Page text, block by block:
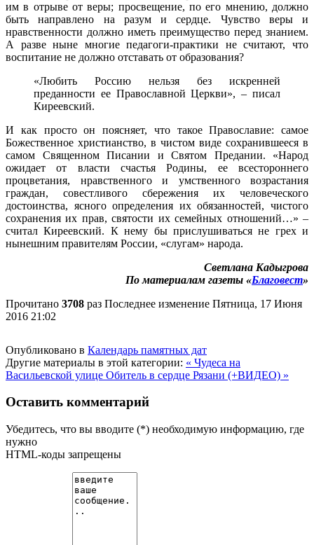
им в отрыве от веры; просвещение, по его мнению, должно
быть направлено на разум и сердце. Чувство веры и
нравственности должно иметь преимущество перед знанием.
А разве ныне многие педагоги-практики не считают, что
воспитание не должно отставать от образования?
«Любить Россию нельзя без искренней
преданности ее Православной Церкви», – писал
Киреевский.
И как просто он поясняет, что такое Православие: самое
Божественное христианство, в чистом виде сохранившееся в
самом Священном Писании и Святом Предании. «Народ
ожидает от власти счастья Родины, ее всестороннего
процветания, нравственного и умственного возрастания
граждан, совестливого сбережения их человеческого
достоинства, ясного определения их обязанностей, чистого
сохранения их прав, святости их семейных отношений…» –
считал Киреевский. К нему бы прислушиваться не грех и
нынешним правителям России, «слугам» народа.
Светлана Кадыгрова
По материалам газеты «Благовест»
Прочитано 3708 раз Последнее изменение Пятница, 17 Июня
2016 21:02
Опубликовано в Календарь памятных дат
Другие материалы в этой категории: « Чудеса на
Васильевской улице Обитель в сердце Рязани (+ВИДЕО) »
Оставить комментарий
Убедитесь, что вы вводите (*) необходимую информацию, где
нужно
HTML-коды запрещены